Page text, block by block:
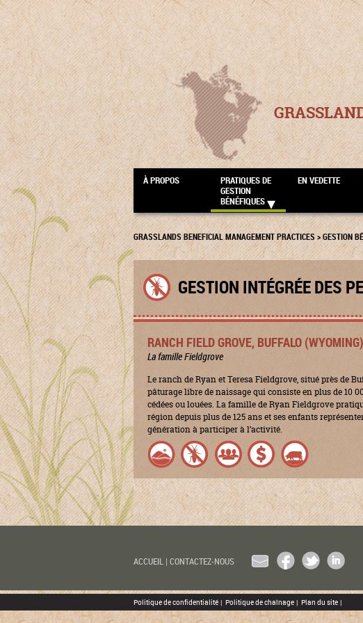
À PROPOS
PRATIQUES DE
GESTION
BÉNÉFIQUES
EN VEDETTE
GRASSLANDS BENEFICIAL MANAGEMENT PRACTICES>GESTION
GESTION INTÉGRÉE DES
RANCH FIELD GROVE, BUFFALO (WYOMING)
La famille Fieldgrove
Le ranch de Ryan et Teresa Fieldgrove, situé près de
pâturage libre de naissage qui consiste en plus de 10
cédées ou louées. La famille de Ryan Fieldgrove
région depuis plus de 125 ans et ses enfants
génération à participer à l’activité.
ACCUEIL | CONTACTEZ-NOUS
Politique de confidentialité | Politique de chaînage | Plan du site |